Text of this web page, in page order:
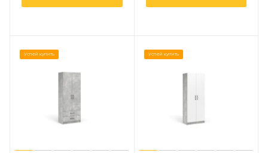
Успей купить Успей купить